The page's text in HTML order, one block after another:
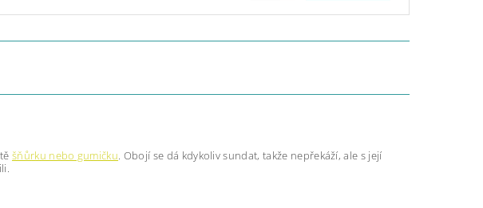
šňůrku nebo gumičku. Obojí se dá kdykoliv sundat, takže nepřekáží, ale s její